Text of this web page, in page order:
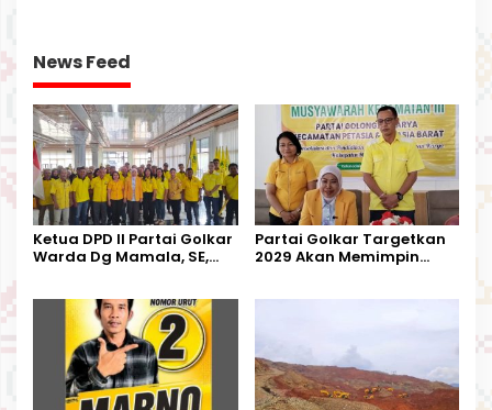
News Feed
Ketua DPD II Partai Golkar
Warda Dg Mamala, SE,
Kecamatan Petbar
Partai Golkar Targetkan
2029 Akan Memimpin